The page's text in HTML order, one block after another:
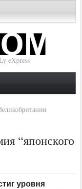
eXpress
“японского
уровня